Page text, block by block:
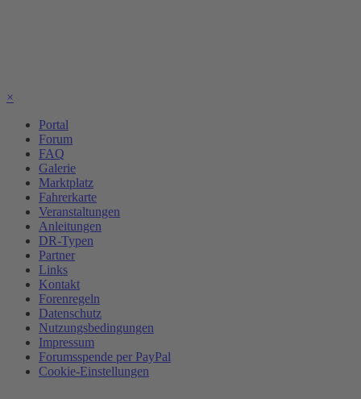
×
Portal
Forum
FAQ
Galerie
Marktplatz
Fahrerkarte
Veranstaltungen
Anleitungen
DR-Typen
Partner
Links
Kontakt
Forenregeln
Datenschutz
Nutzungsbedingungen
Impressum
Forumsspende per PayPal
Cookie-Einstellungen